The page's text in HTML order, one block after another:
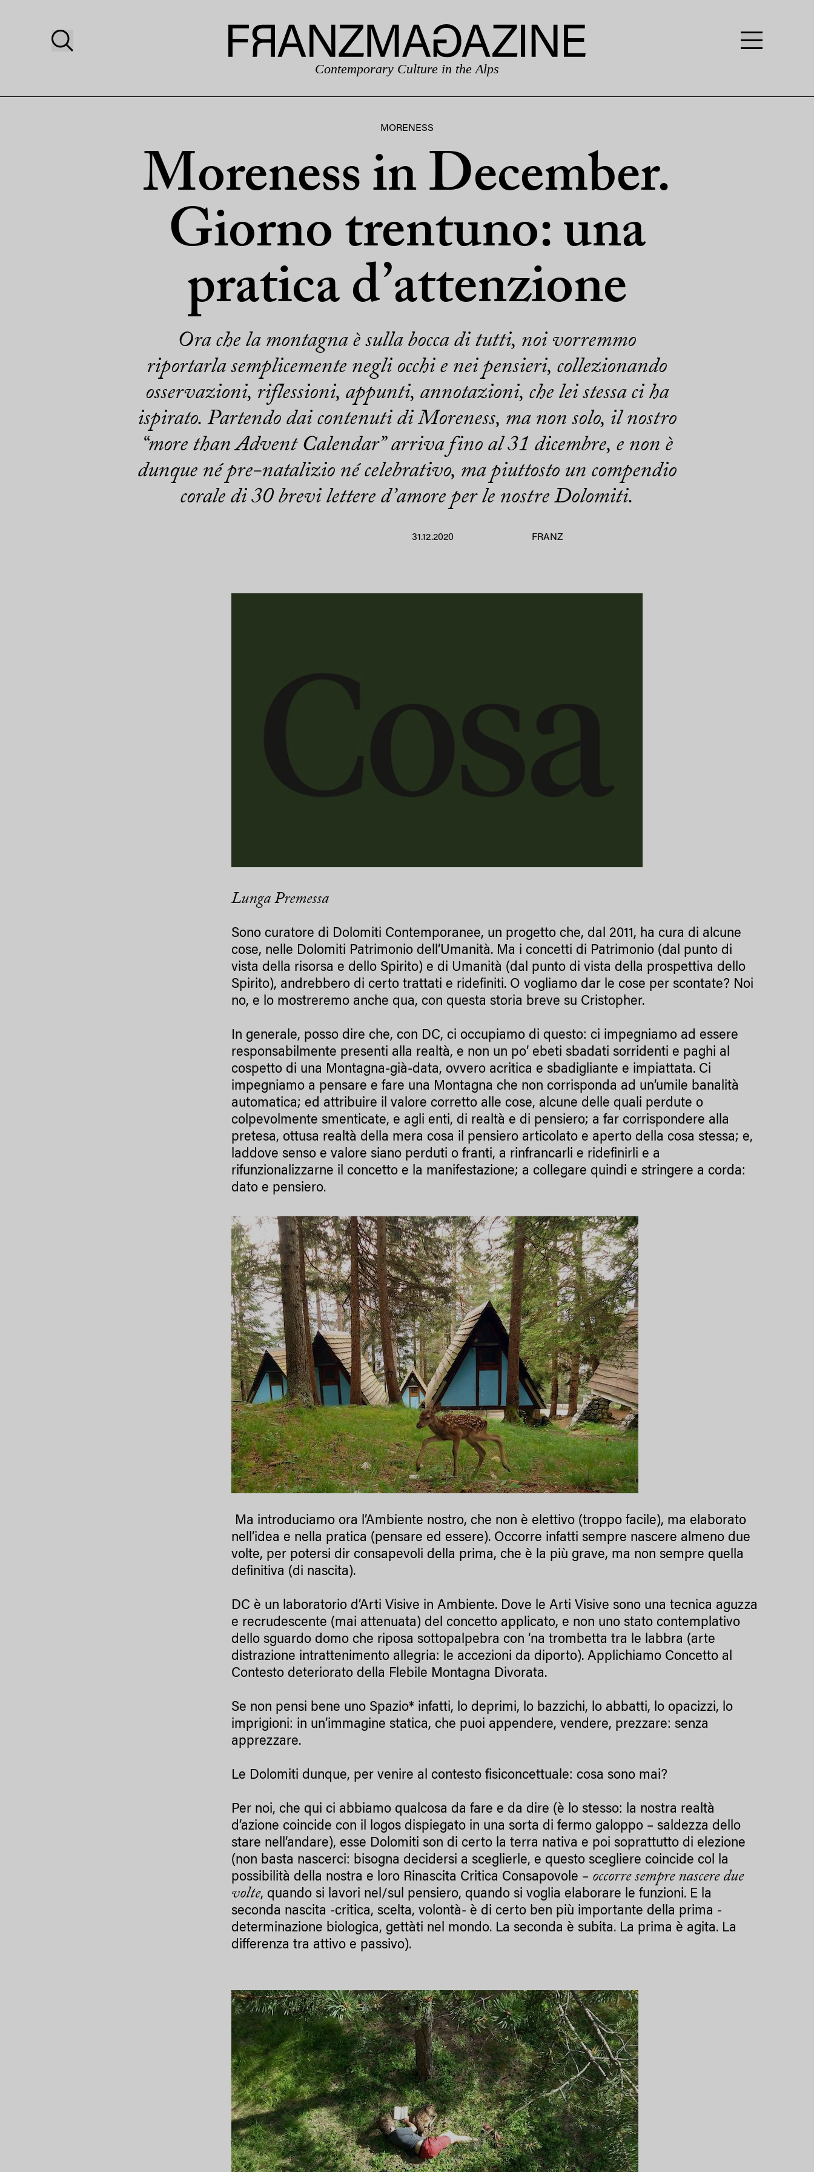
Contemporary Culture in the Alps
MORENESS
Moreness in December.
Giorno trentuno: una
pratica d’attenzione
Ora che la montagna è sulla bocca di tutti, noi vorremmo
riportarla semplicemente negli occhi e nei pensieri, collezionando
osservazioni, riflessioni, appunti, annotazioni, che lei stessa ci ha
ispirato. Partendo dai contenuti di Moreness, ma non solo, il nostro
“more than Advent Calendar” arriva fino al 31 dicembre, e non è
dunque né pre-natalizio né celebrativo, ma piuttosto un compendio
corale di 30 brevi lettere d’amore per le nostre Dolomiti.
31.12.2020 FRANZ
Lunga Premessa
Sono curatore di Dolomiti Contemporanee, un progetto che, dal 2011, ha cura di alcune
cose, nelle Dolomiti Patrimonio dell’Umanità. Ma i concetti di Patrimonio (dal punto di
vista della risorsa e dello Spirito) e di Umanità (dal punto di vista della prospettiva dello
Spirito), andrebbero di certo trattati e ridefiniti. O vogliamo dar le cose per scontate? Noi
no, e lo mostreremo anche qua, con questa storia breve su Cristopher.
In generale, posso dire che, con DC, ci occupiamo di questo: ci impegniamo ad essere
responsabilmente presenti alla realtà, e non un po’ ebeti sbadati sorridenti e paghi al
cospetto di una Montagna-già-data, ovvero acritica e sbadigliante e impiattata. Ci
impegniamo a pensare e fare una Montagna che non corrisponda ad un’umile banalità
automatica; ed attribuire il valore corretto alle cose, alcune delle quali perdute o
colpevolmente smenticate, e agli enti, di realtà e di pensiero; a far corrispondere alla
pretesa, ottusa realtà della mera cosa il pensiero articolato e aperto della cosa stessa; e,
laddove senso e valore siano perduti o franti, a rinfrancarli e ridefinirli e a
rifunzionalizzarne il concetto e la manifestazione; a collegare quindi e stringere a corda:
dato e pensiero.
Ma introduciamo ora l’Ambiente nostro, che non è elettivo (troppo facile), ma elaborato
nell’idea e nella pratica (pensare ed essere). Occorre infatti sempre nascere almeno due
volte, per potersi dir consapevoli della prima, che è la più grave, ma non sempre quella
definitiva (di nascita).
DC è un laboratorio d’Arti Visive in Ambiente. Dove le Arti Visive sono una tecnica aguzza
e recrudescente (mai attenuata) del concetto applicato, e non uno stato contemplativo
dello sguardo domo che riposa sottopalpebra con ‘na trombetta tra le labbra (arte
distrazione intrattenimento allegria: le accezioni da diporto). Applichiamo Concetto al
Contesto deteriorato della Flebile Montagna Divorata.
Se non pensi bene uno Spazio* infatti, lo deprimi, lo bazzichi, lo abbatti, lo opacizzi, lo
imprigioni: in un’immagine statica, che puoi appendere, vendere, prezzare: senza
apprezzare.
Le Dolomiti dunque, per venire al contesto fisiconcettuale: cosa sono mai?
Per noi, che qui ci abbiamo qualcosa da fare e da dire (è lo stesso: la nostra realtà
d’azione coincide con il logos dispiegato in una sorta di fermo galoppo – saldezza dello
stare nell’andare), esse Dolomiti son di certo la terra nativa e poi soprattutto di elezione
(non basta nascerci: bisogna decidersi a sceglierle, e questo scegliere coincide col la
possibilità della nostra e loro Rinascita Critica Consapovole – occorre sempre nascere due
volte, quando si lavori nel/sul pensiero, quando si voglia elaborare le funzioni. E la
seconda nascita -critica, scelta, volontà- è di certo ben più importante della prima -
determinazione biologica, gettàti nel mondo. La seconda è subita. La prima è agita. La
differenza tra attivo e passivo).